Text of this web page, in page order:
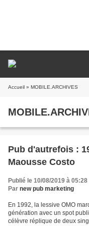
Accueil » MOBILE.ARCHIVES
Pub d'autrefois :
Maousse Costo
Publié le 10/08/2019 à 05:28
Par new pub marketing
En 1992, la lessive OMO
génération avec un spot
célèvre réplique de deux